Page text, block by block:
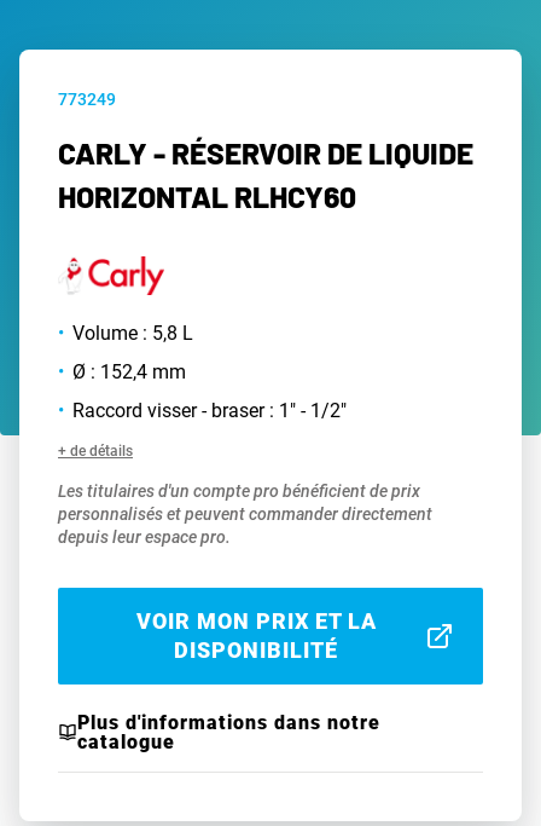
773249
CARLY - RÉSERVOIR DE LIQUIDE
HORIZONTAL RLHCY60
Volume : 5,8 L
Ø : 152,4 mm
Raccord visser - braser : 1" - 1/2"
+ de détails
Les titulaires d'un compte pro bénéficient de prix
personnalisés et peuvent commander directement
depuis leur espace pro.
VOIR MON PRIX ET LA
DISPONIBILITÉ
Plus d'informations dans notre
catalogue